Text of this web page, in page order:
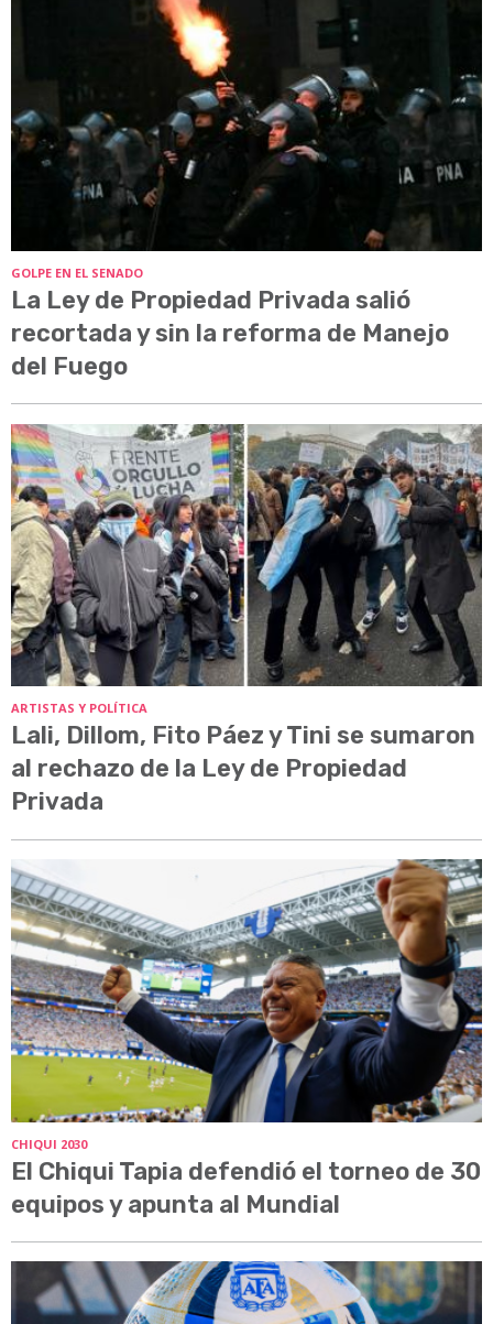
GOLPE EN EL SENADO
La Ley de Propiedad Privada salió
recortada y sin la reforma de Manejo
del Fuego
ARTISTAS Y POLÍTICA
Lali, Dillom, Fito Páez y Tini se sumaron
al rechazo de la Ley de Propiedad
Privada
CHIQUI 2030
El Chiqui Tapia defendió el torneo de 30
equipos y apunta al Mundial